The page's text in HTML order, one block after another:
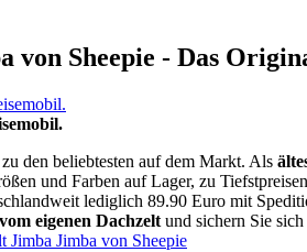
von Sheepie - Das
den beliebtesten auf dem Markt. Als
und Farben auf Lager, zu
lediglich 89.90 Euro mit
eigenen Dachzelt und sichern Sie
Jimba Jimba von Sheepie